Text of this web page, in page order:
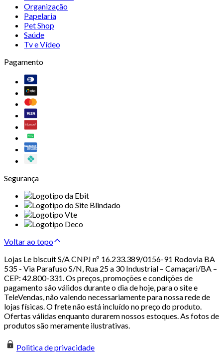
Organização
Papelaria
Pet Shop
Saúde
Tv e Vídeo
Pagamento
Segurança
Voltar ao topo
Lojas Le biscuit S/A CNPJ nº 16.233.389/0156-91 Rodovia BA
535 - Via Parafuso S/N, Rua 25 a 30 Industrial – Camaçari/BA –
CEP: 42.800-331. Os preços, promoções e condições de
pagamento são válidos durante o dia de hoje, para o site e
TeleVendas, não valendo necessariamente para nossa rede de
lojas físicas. O frete não está incluído no preço do produto.
Ofertas válidas enquanto durarem nossos estoques. As fotos de
produtos são meramente ilustrativas.
Politica de privacidade